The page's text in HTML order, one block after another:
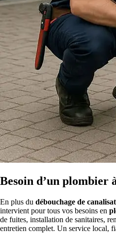
Besoin d’un plombier
En plus du débouchage de
intervient pour tous vos besoins en
de fuites, installation de sanitaires,
entretien complet. Un service local,